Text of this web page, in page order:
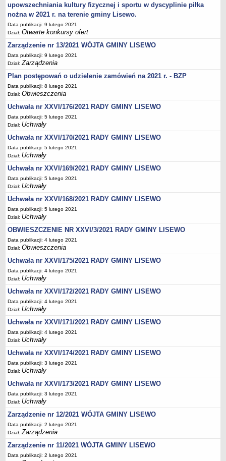
Zadania publiczne
Stan zatrudnienia
Ochrona danych osobowych
Klauzule informacyjne
RADA GMINY
Transmisja z obrad
Posiedzenia
Imienny wykaz głosowań radnych
Skład Rady
Projekty uchwał
Uchwały
Uchwały archiwum
Protokoły
Deklaracje
Teksty jednolite
Ogłoszenia
Oświadczenia
Interpelacje
Wzory, druki
Wybory uzupełniające
GOSPODARKA ODPADAMI KOMUNALNYMI
Analiza stanu gospodarki odpadami komunalnymi
OŚWIATA
Sprawozdania
Podstawowa kwota dotacji dla przedszkoli
SPRAWY DO ZAŁATWIENIA
Rejestry, ewidencje i archiwa
Elektroniczna Skrzynka Podawcza
Udostępnianie informacji publicznej
Urząd Stanu Cywilnego
Ewidencja ludności i dowody osobiste
Podatki
Zaświadczenia
Pomoc społeczna
Wsparcie dla rodzin z dziećmi
Centralna Ewidencja i Informacja o Działalności Gospodarczej
upowszechniania kultury fizycznej i sportu w dyscyplinie piłka
nożna w 2021 r. na terenie gminy Lisewo.
Data publikacji: 9 lutego 2021
Dział:Otwarte konkursy ofert
Zarządzenie nr 13/2021 WÓJTA GMINY LISEWO
Data publikacji: 9 lutego 2021
Dział:Zarządzenia
Plan postępowań o udzielenie zamówień na 2021 r. - BZP
Data publikacji: 8 lutego 2021
Dział:Obwieszczenia
Uchwała nr XXVI/176/2021 RADY GMINY LISEWO
Data publikacji: 5 lutego 2021
Dział: Uchwały
Uchwała nr XXVI/170/2021 RADY GMINY LISEWO
Data publikacji: 5 lutego 2021
Dział: Uchwały
Uchwała nr XXVI/169/2021 RADY GMINY LISEWO
Data publikacji: 5 lutego 2021
Dział: Uchwały
Uchwała nr XXVI/168/2021 RADY GMINY LISEWO
Data publikacji: 5 lutego 2021
Dział: Uchwały
OBWIESZCZENIE NR XXVI/3/2021 RADY GMINY LISEWO
Data publikacji: 4 lutego 2021
Dział:Obwieszczenia
Uchwała nr XXVI/175/2021 RADY GMINY LISEWO
Data publikacji: 4 lutego 2021
Dział: Uchwały
Uchwała nr XXVI/172/2021 RADY GMINY LISEWO
Data publikacji: 4 lutego 2021
Dział: Uchwały
Uchwała nr XXVI/171/2021 RADY GMINY LISEWO
Data publikacji: 4 lutego 2021
Dział: Uchwały
Uchwała nr XXVI/174/2021 RADY GMINY LISEWO
Data publikacji: 3 lutego 2021
Dział: Uchwały
Uchwała nr XXVI/173/2021 RADY GMINY LISEWO
Data publikacji: 3 lutego 2021
Dział: Uchwały
Zarządzenie nr 12/2021 WÓJTA GMINY LISEWO
Data publikacji: 2 lutego 2021
Dział:Zarządzenia
Zarządzenie nr 11/2021 WÓJTA GMINY LISEWO
Data publikacji: 2 lutego 2021